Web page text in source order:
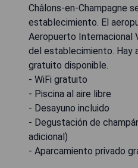
Châlons-en-Champagne
establecimiento. El
Aeropuerto Internacional
del establecimiento. Hay
gratuito disponible.
- WiFi gratuito
- Piscina al aire libre
- Desayuno incluido
- Degustación de
adicional)
- Aparcamiento privado